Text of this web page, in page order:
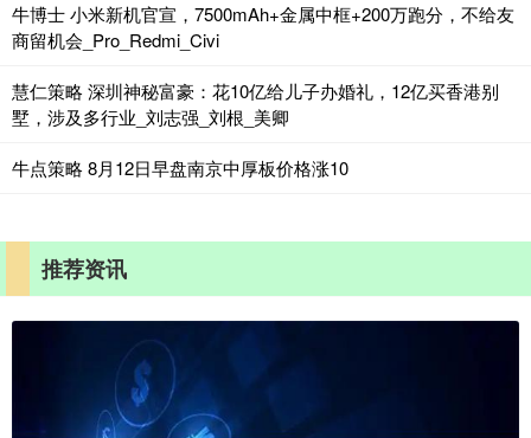
牛博士 小米新机官宣，7500mAh+金属中框+200万跑分，不给友
商留机会_Pro_Redmi_Civi
慧仁策略 深圳神秘富豪：花10亿给儿子办婚礼，12亿买香港别
墅，涉及多行业_刘志强_刘根_美卿
牛点策略 8月12日早盘南京中厚板价格涨10
推荐资讯